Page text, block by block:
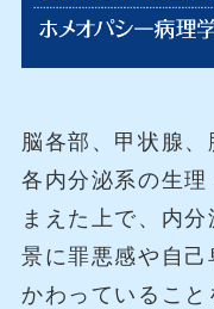
脳各部、甲状腺、
各内分泌系の生
まえた上で、内
景に罪悪感や自
かわっているこ